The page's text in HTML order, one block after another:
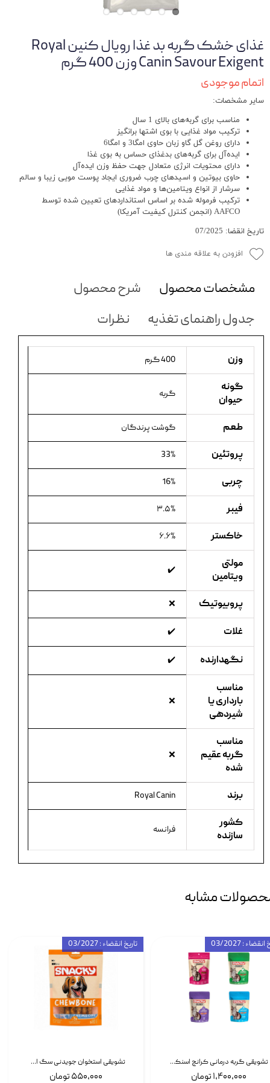
غذای خشک گربه بد غذا رویال کنین Royal
Canin Savour Exigent وزن 400 گرم
اتمام موجودی
سایر مشخصات:
مناسب برای گربه‌های بالای 1 سال
ترکیب مواد غذایی با بوی اشتها برانگیز
دارای روغن گل گاو زبان حاوی امگا3 و امگا6
ایده‌آل برای گربه‌های بدغذای حساس به بوی غذا
دارای محتویات انرژی متعادل جهت حفظ وزن ایده‌آل
حاوی بیوتین و اسیدهای چرب ضروری ایجاد پوست مویی زیبا و سالم
سرشار از انواع ویتامین‌ها و مواد غذایی
ترکیب فرموله شده بر اساس استانداردهای تعیین شده توسط
AAFCO (انجمن کنترل کیفیت آمریکا)
تاریخ انقضا: 07/2025
افزودن به علاقه مندی ها
مشخصات محصول
شرح محصول
جدول راهنمای تغذیه
نظرات
وزن 400 گرم
گونه
حیوان
گربه
طعم گوشت پرندگان
پروتئین 33%
چربی 16%
فیبر ۳.۵%
خاکستر ۶.۶%
مولتی
ویتامین
✔️
پروبیوتیک ❌
غلات ✔️
نگهدارنده ✔️
مناسب
بارداری یا
شیردهی
❌
مناسب
گربه عقیم
شده
❌
برند Royal Canin
کشور
سازنده
فرانسه
مشابه
تشویقی استخوان جویدنی سگ اسنکی کرانچی با طعم مرغ Snacky Crunchy Munchy وزن 100 گرم
۵۵۰,۰۰۰ تومان
تاریخ انقضاء : 03/2027
تشویقی گربه درمانی کرانچ اسنکی با طعم میکس Snacky Crunch Cat Treats وزن 60 گرم بسته 4 عددی
۱,۴۰۰,۰۰۰ تومان
: 03/2027